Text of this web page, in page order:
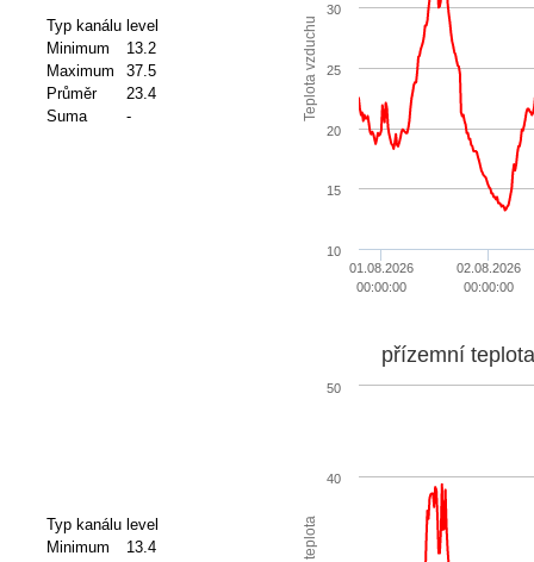
Typ kanálu level
Minimum
13.2
Maximum
37.5
Průměr
23.4
Suma
- Teplota vzduchu
01.08.2026
00:00:00
02.08.2026
00:00:00
10
15
20
25
30
Typ kanálu level
Minimum
13.4
přízemní
40
50